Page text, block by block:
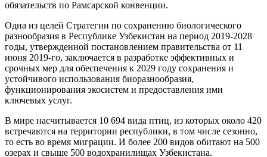
обязательств по Рамсарской конвенции.
Одна из целей Стратегии по сохранению биологического
разнообразия в Республике Узбекистан на период 2019-2028
годы, утвержденной постановлением правительства от 11
июня 2019-го, заключается в разработке эффективных и
срочных мер для обеспечения к 2029 году сохранения и
устойчивого использования биоразнообразия,
функционирования экосис­тем и предоставления ими
ключевых услуг.
В мире насчитывается 10 694 вида птиц, из которых около 420
встречаются на территории республики, в том числе сезонно,
то есть во время миграции. И более 200 видов обитают на 500
озерах и свыше 500 водохранилищах Узбекистана.